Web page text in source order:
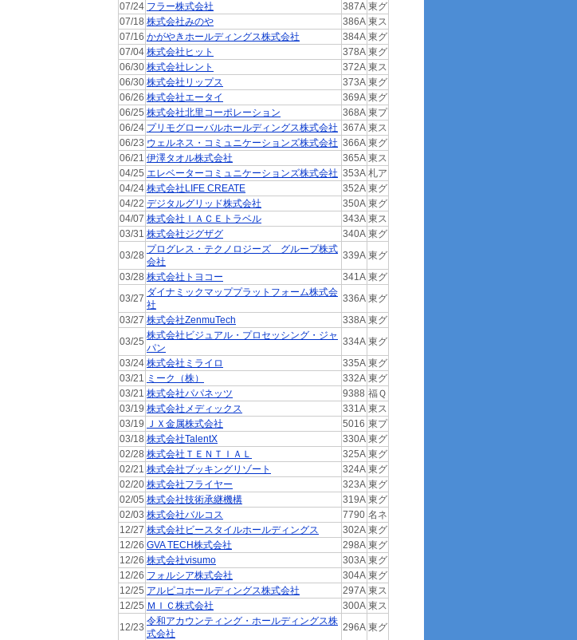
07/24 フラー株式会社 387A 東グ
07/18 株式会社みのや 386A 東ス
07/16 かがやきホールディングス株式会社 384A 東グ
07/04 株式会社ヒット 378A 東グ
06/30 株式会社レント 372A 東ス
06/30 株式会社リップス 373A 東グ
06/26 株式会社エータイ 369A 東グ
06/25 株式会社北里コーポレーション 368A 東プ
06/24 プリモグローバルホールディングス株式会社 367A 東ス
06/23 ウェルネス・コミュニケーションズ株式会社 366A 東グ
06/21 伊澤タオル株式会社 365A 東ス
04/25 エレベーターコミュニケーションズ株式会社 353A 札ア
04/24 株式会社LIFE CREATE 352A 東グ
04/22 デジタルグリッド株式会社 350A 東グ
04/07 株式会社ＩＡＣＥトラベル 343A 東ス
03/31 株式会社ジグザグ 340A 東グ
03/28
プログレス・テクノロジーズ グループ株式
会社
339A 東グ
03/28 株式会社トヨコー 341A 東グ
03/27
ダイナミックマッププラットフォーム株式会
社
336A 東グ
03/27 株式会社ZenmuTech 338A 東グ
03/25
株式会社ビジュアル・プロセッシング・ジャ
パン
334A 東グ
03/24 株式会社ミライロ 335A 東グ
03/21 ミーク（株） 332A 東グ
03/21 株式会社パパネッツ 9388 福Ｑ
03/19 株式会社メディックス 331A 東ス
03/19 ＪＸ金属株式会社 5016 東プ
03/18 株式会社TalentX 330A 東グ
02/28 株式会社ＴＥＮＴＩＡＬ 325A 東グ
02/21 株式会社ブッキングリゾート 324A 東グ
02/20 株式会社フライヤー 323A 東グ
02/05 株式会社技術承継機構 319A 東グ
02/03 株式会社バルコス 7790 名ネ
12/27 株式会社ビースタイルホールディングス 302A 東グ
12/26 GVA TECH株式会社 298A 東グ
12/26 株式会社visumo 303A 東グ
12/26 フォルシア株式会社 304A 東グ
12/25 アルピコホールディングス株式会社 297A 東ス
12/25 ＭＩＣ株式会社 300A 東ス
12/23
令和アカウンティング・ホールディングス株
式会社
296A 東グ